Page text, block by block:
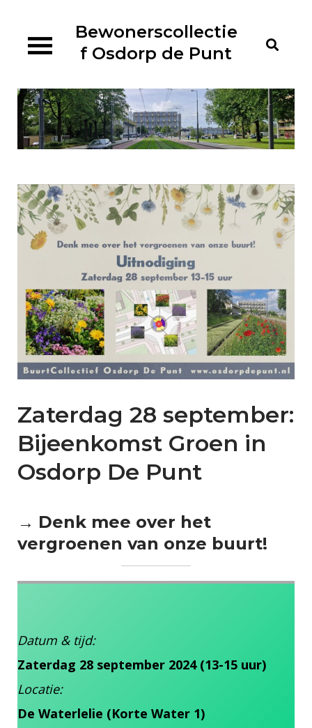
Bewonerscollectie
f Osdorp de Punt
Zaterdag 28 september:
Bijeenkomst Groen in
Osdorp De Punt
→ Denk mee over het
vergroenen van onze buurt!
Datum & tijd:
Zaterdag 28 september 2024 (13-15 uur)
Locatie:
De Waterlelie (Korte Water 1)